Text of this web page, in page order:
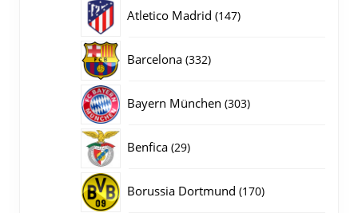
Atletico Madrid 147147
Barcelona 332332
Bayern München 303303
Benfica 2929
Borussia Dortmund 170170